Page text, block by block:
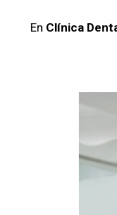
En Clínica